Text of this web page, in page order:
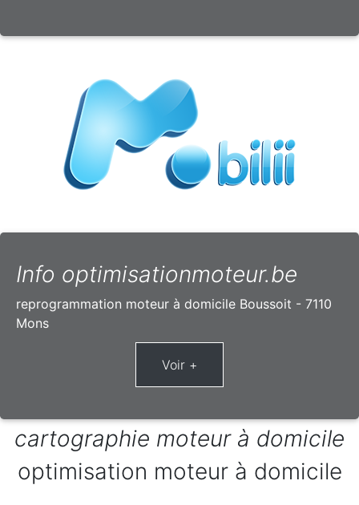
Info optimisationmoteur.be
reprogrammation moteur à domicile Boussoit - 7110
Mons
cartographie moteur à domicile
optimisation moteur à domicile